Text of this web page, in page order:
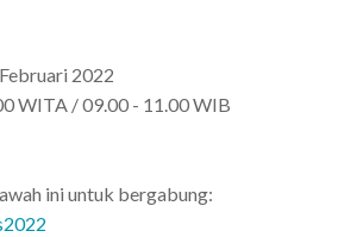
2022
WITA / 09.00 - 11.00 WIB
ini untuk bergabung: